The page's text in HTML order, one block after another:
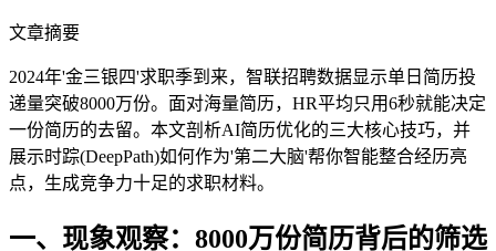
文章摘要
2024年'金三银四'求职季到来，智联招聘数据显示单日简历投
递量突破8000万份。面对海量简历，HR平均只用6秒就能决定
一份简历的去留。本文剖析AI简历优化的三大核心技巧，并
展示时踪(DeepPath)如何作为'第二大脑'帮你智能整合经历亮
点，生成竞争力十足的求职材料。
一、现象观察：8000万份简历背后的筛选